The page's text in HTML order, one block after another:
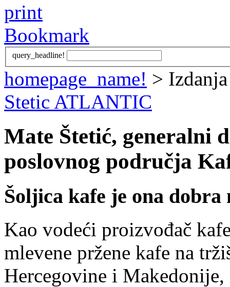
print
Bookmark
query_headline!
homepage_name! >
Stetic ATLANTIC
Mate Štetić, generalni
poslovnog područja
Šoljica kafe je ona
Kao vodeći proizvođač
mlevene pržene kafe na
Hercegovine i